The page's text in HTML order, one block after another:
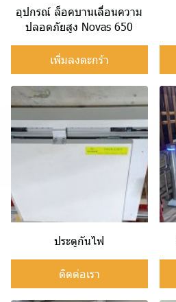
อุปกรณ์ ล็อคบานเลื่อนความ
ปลอดภัยสูง Novas 650
เพิ่มลงตะกร้า
ประตูกันไฟ
ติดต่อเรา